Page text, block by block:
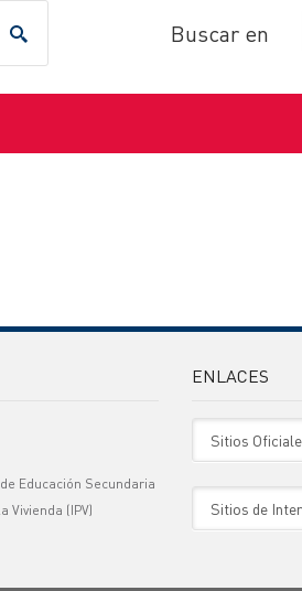
Buscar en
Educación Secundaria
Vivienda (IPV)
ENLACES